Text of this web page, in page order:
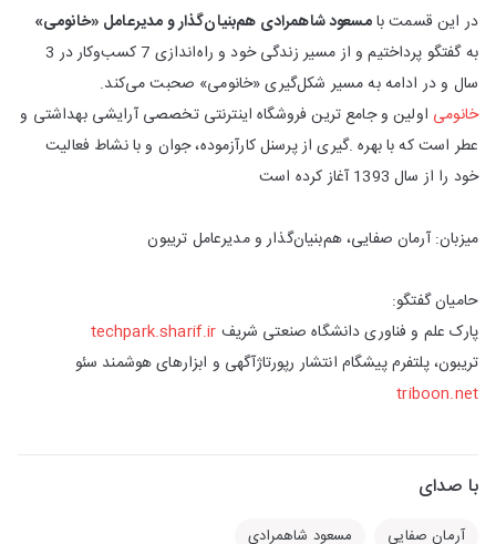
در این قسمت بامسعود شاهمرادی هم‌بنیان‌گذار و مدیرعامل «خانومی»
به گفتگو پرداختیم و از مسیر زندگی خود و راه‌اندازی 7 کسب‌و‌کار در 3
سال و در ادامه به مسیر شکل‌گیری «خانومی» صحبت می‌کند.
خانومی اولین و جامع ترین فروشگاه اینترنتی تخصصی آرایشی بهداشتی و
عطر است که با بهره .گیری از پرسنل کارآزموده، جوان و با نشاط فعالیت
خود را از سال 1393 آغاز کرده است
میزبان: آرمان صفایی، هم‌بنیان‌گذار و مدیرعامل تریبون
حامیان گفتگو:
پارک علم و فناوری دانشگاه صنعتی شریف techpark.sharif.ir
تریبون، پلتفرم پیشگام انتشار رپورتاژآگهی و ابزارهای هوشمند سئو
triboon.net
با صدای
آرمان صفایی مسعود شاهمرادی